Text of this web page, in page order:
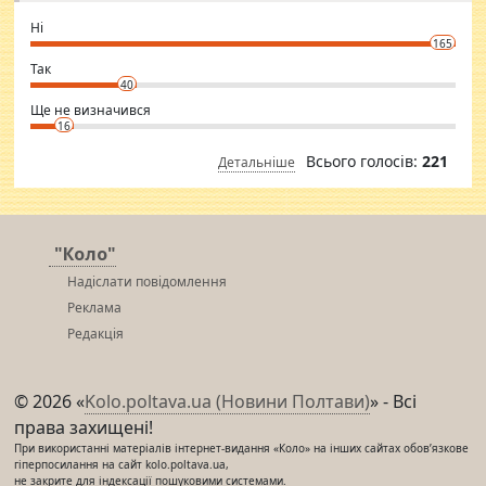
want to meet new people. Sakshi Mirchandani health and figure
conscious in order to keep yourself fit and regularly go to the health
club.
⇒ sakshimirchandani.com
Ні
165
Так
40
Ще не визначився
16
Детальніше Всього голосів: 221
"Коло"
Надіслати повідомлення
Реклама
Редакція
© 2026 «Kolo.poltava.ua (Новини Полтави)» - Всі
права захищені!
При використанні матеріалів інтернет-видання «Коло» на інших сайтах обов’язкове
гіперпосилання на сайт kolo.poltava.ua,
не закрите для індексації пошуковими системами.